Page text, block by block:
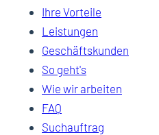
Ihre Vorteile
Leistungen
Geschäftskunden
So geht's
Wie wir arbeiten
FAQ
Suchauftrag